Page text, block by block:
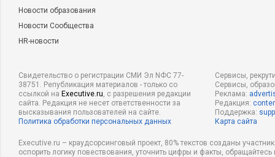
Новости образования
Новости Сообщества
HR-новости
Свидетельство о регистрации СМИ Эл NФС 77-
38751. Републикация материалов - только со
ссылкой на Executive.ru, с разрешения редакции
сайта. Редакция не несет ответственности за
высказывания пользователей на сайте.
Политика обработки персональных данных
Сервисы,
Сервисы,
Реклама:
Редакция:
Поддержка:
Карта сайта
Executive.ru – краудсорсинговый проект, 80% текстов созданы
оспорить логику повествования, уточнить цифры и факты,